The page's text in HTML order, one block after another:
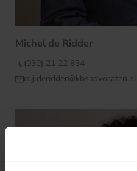
Michel de Ridder
(030) 21 22 834
mjj.deridder@kbsadvocaten.nl